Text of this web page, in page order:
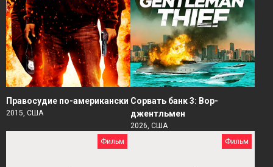
Правосудие по-американски
2015, США
Сорвать банк 3: Вор-
джентльмен
2026, США
Фильм
Фильм